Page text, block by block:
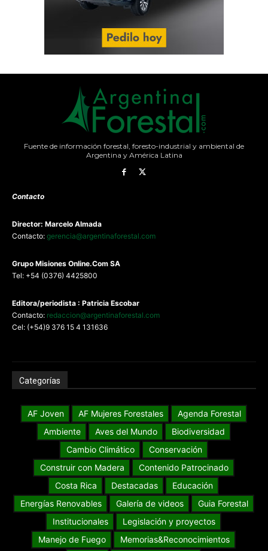
Fuente de información forestal, foresto-industrial y ambiental de
Argentina y América Latina
Contacto
Director: Marcelo Almada
Contacto: gerencia@argentinaforestal.com
Grupo Misiones Online.Com SA
Tel: +54 (0376) 4425800
Editora/periodista : Patricia Escobar
Contacto: redaccion@argentinaforestal.com
Cel: (+54)9 376 15 4 131636
Categorías
AF Joven AF Mujeres Forestales
Agenda Forestal
Ambiente
Aves del Mundo
Biodiversidad
Cambio Climático
Conservación
Construir con Madera
Contenido Patrocinado
Costa Rica
Destacadas
Educación
Energías Renovables
Galería de videos
Guia Forestal
Institucionales
Legislación y proyectos
Manejo de Fuego
Memorias&Reconocimientos